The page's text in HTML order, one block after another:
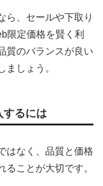
ら、セールや下取り
限定価格を賢く利
質のバランスが良い
ましょう。
するには
はなく、品質と価格
ことが大切です。